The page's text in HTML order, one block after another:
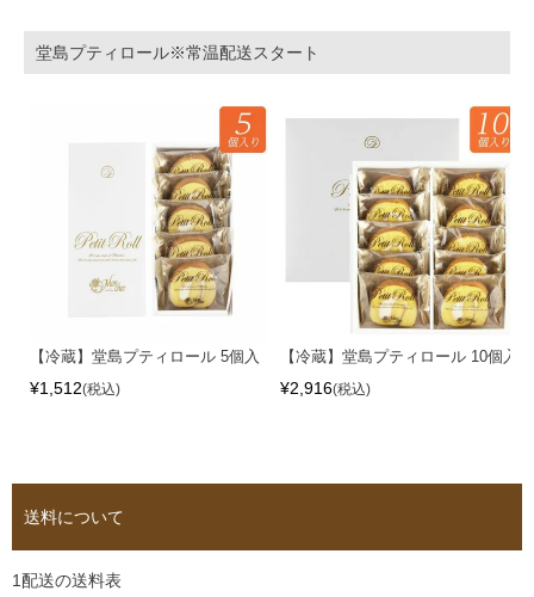
堂島プティロール※常温配送スタート
【冷蔵】堂島プティロール 5個入
¥1,512 税込
【冷蔵】堂島プティロール 10個入
¥2,916 税込
送料について
1配送の送料表